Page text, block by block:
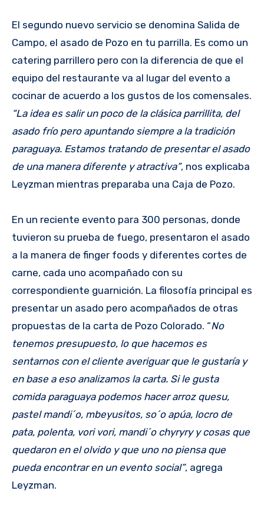
El segundo nuevo servicio se denomina Salida de
Campo, el asado de Pozo en tu parrilla. Es como un
catering parrillero pero con la diferencia de que el
equipo del restaurante va al lugar del evento a
cocinar de acuerdo a los gustos de los comensales.
“La idea es salir un poco de la clásica parrillita, del
asado frío pero apuntando siempre a la tradición
paraguaya. Estamos tratando de presentar el asado
de una manera diferente y atractiva”, nos explicaba
Leyzman mientras preparaba una Caja de Pozo.
En un reciente evento para 300 personas, donde
tuvieron su prueba de fuego, presentaron el asado
a la manera de finger foods y diferentes cortes de
carne, cada uno acompañado con su
correspondiente guarnición. La filosofía principal es
presentar un asado pero acompañados de otras
propuestas de la carta de Pozo Colorado. “No
tenemos presupuesto, lo que hacemos es
sentarnos con el cliente averiguar que le gustaría y
en base a eso analizamos la carta. Si le gusta
comida paraguaya podemos hacer arroz quesu,
pastel mandi´o, mbeyusitos, so´o apúa, locro de
pata, polenta, vori vori, mandi´o chyryry y cosas que
quedaron en el olvido y que uno no piensa que
pueda encontrar en un evento social”, agrega
Leyzman.